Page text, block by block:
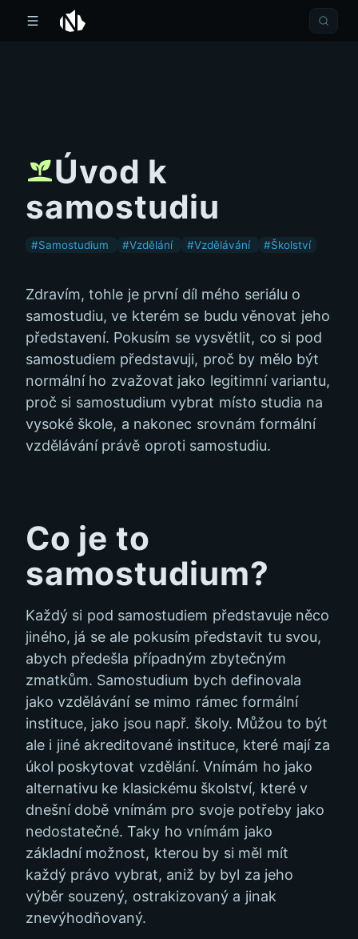
Úvod k
samostudiu
#Samostudium #Vzdělání #Vzdělávání #Školství
Zdravím, tohle je první díl mého seriálu o
samostudiu, ve kterém se budu věnovat jeho
představení. Pokusím se vysvětlit, co si pod
samostudiem představuji, proč by mělo být
normální ho zvažovat jako legitimní variantu,
proč si samostudium vybrat místo studia na
vysoké škole, a nakonec srovnám formální
vzdělávání právě oproti samostudiu.
Co je to
samostudium?
Každý si pod samostudiem představuje něco
jiného, já se ale pokusím představit tu svou,
abych předešla případným zbytečným
zmatkům. Samostudium bych definovala
jako vzdělávání se mimo rámec formální
instituce, jako jsou např. školy. Můžou to být
ale i jiné akreditované instituce, které mají za
úkol poskytovat vzdělání. Vnímám ho jako
alternativu ke klasickému školství, které v
dnešní době vnímám pro svoje potřeby jako
nedostatečné. Taky ho vnímám jako
základní možnost, kterou by si měl mít
každý právo vybrat, aniž by byl za jeho
výběr souzený, ostrakizovaný a jinak
znevýhodňovaný.